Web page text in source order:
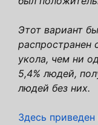
Этот вариант
распространен
укола, чем ни
5,4% людей,
людей без них.
Здесь